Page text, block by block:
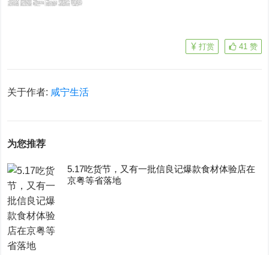
41 赞
打赏
关于作者: 咸宁生活
为您推荐
5.17吃货节，又有一批信良记爆款食材体验店在
京粤等省落地